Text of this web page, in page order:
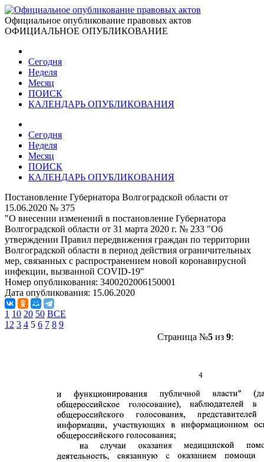
Официальное опубликование правовых актов
ОФИЦИАЛЬНОЕ ОПУБЛИКОВАНИЕ
Сегодня
Неделя
Месяц
ПОИСК
КАЛЕНДАРЬ ОПУБЛИКОВАНИЯ
Сегодня
Неделя
Месяц
ПОИСК
КАЛЕНДАРЬ ОПУБЛИКОВАНИЯ
Постановление Губернатора Волгоградской области от
15.06.2020 № 375
"О внесении изменений в постановление Губернатора
Волгоградской области от 31 марта 2020 г. № 233 "Об
утверждении Правил передвижения граждан по территории
Волгоградской области в период действия ограничительных
мер, связанных с распространением новой коронавирусной
инфекции, вызванной COVID-19"
Номер опубликования: 3400202006150001
Дата опубликования: 15.06.2020
1 10 20 50 ВСЕ
1 2 3 4 5 6 7 8 9
Страница №5из 9: